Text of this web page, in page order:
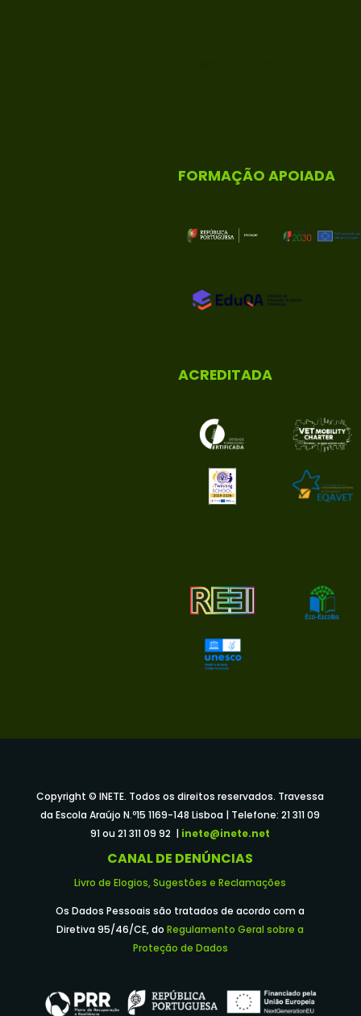
FORMAÇÃO APOIADA
ACREDITADA
Copyright © INETE. Todos os direitos reservados. Travessa
da Escola Araújo N.º15 1169-148 Lisboa | Telefone: 21 311 09
91 ou 21 311 09 92 | inete@inete.net
CANAL DE DENÚNCIAS
Livro de Elogios, Sugestões e Reclamações
Os Dados Pessoais são tratados de acordo com a
Diretiva 95/46/CE, doRegulamento Geral sobre a
Proteção de Dados